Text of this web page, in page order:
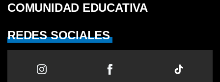
COMUNIDAD EDUCATIVA
REDES SOCIALES